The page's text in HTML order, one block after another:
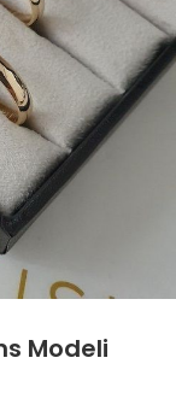
Modeli